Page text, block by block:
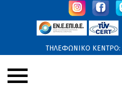
ΤΗΛΕΦΩΝΙΚΟ ΚΕΝΤΡΟ: